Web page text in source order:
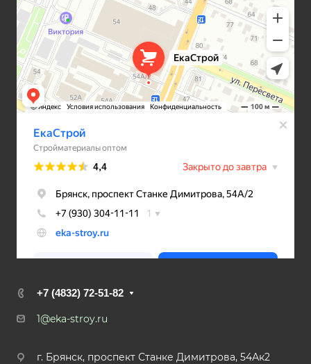
+7 (4832) 72-51-82
1@eka-stroy.ru
г. Брянск, проспект Станке Димитрова, 54Ак2